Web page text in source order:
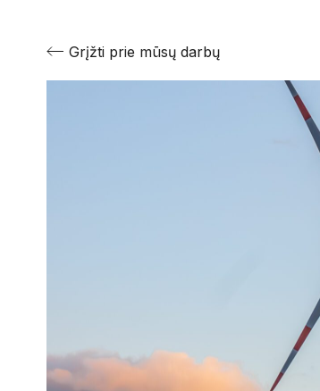
Grįžti prie mūsų darbų